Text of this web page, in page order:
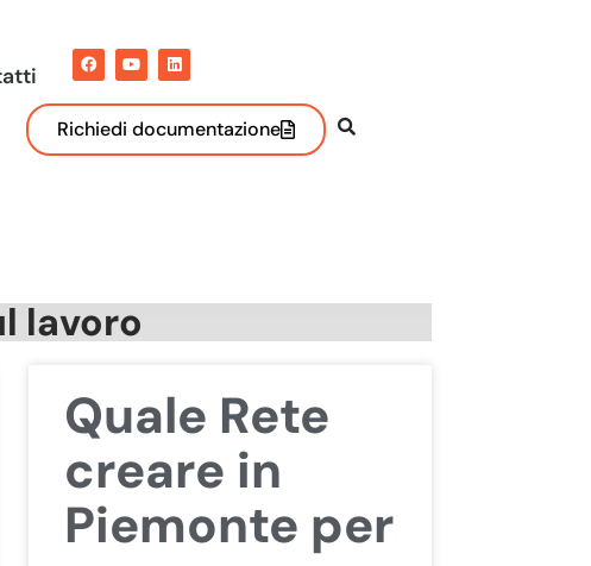
Richiedi documentazione
lavoro
Quale Rete
creare in
Piemonte per